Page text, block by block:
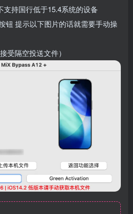
支持国行低于15.4系统的设备
钮 提示以下图片的话就需要手动操
受隔空投送文件）